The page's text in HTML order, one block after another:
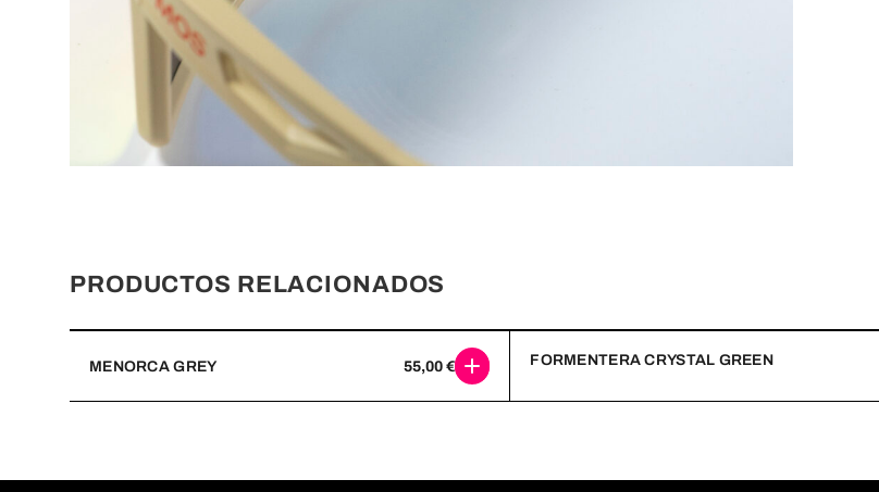
PRODUCTOS RELACIONADOS
MENORCA GREY 55,00€ FORMENTERA CRYSTAL GREEN